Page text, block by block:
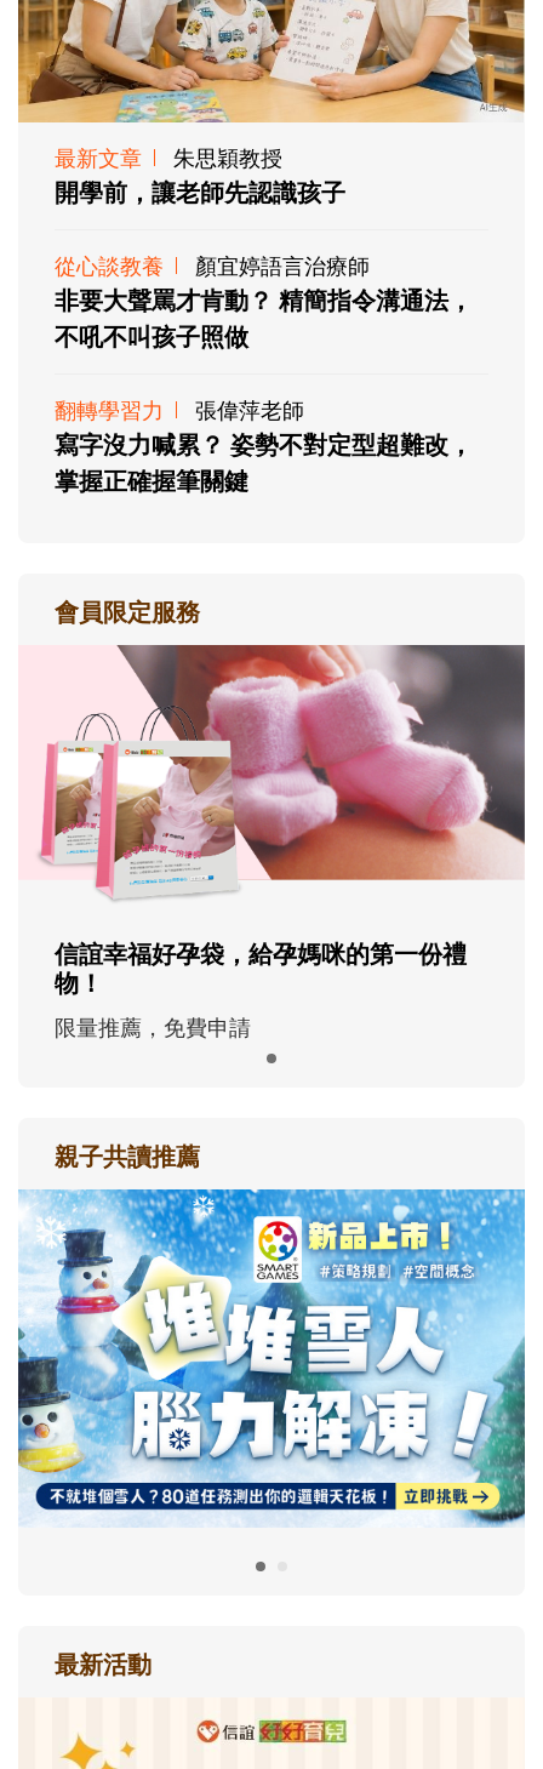
最新文章 朱思穎教授
開學前，讓老師先認識孩子
從心談教養 顏宜婷語言治療師
非要大聲罵才肯動？ 精簡指令溝通法，
不吼不叫孩子照做
翻轉學習力 張偉萍老師
寫字沒力喊累？ 姿勢不對定型超難改，
掌握正確握筆關鍵
會員限定服務
信誼幸福好孕袋，給孕媽咪的第一份禮
物！
限量推薦，免費申請
親子共讀推薦
最新活動